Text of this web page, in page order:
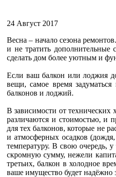
24 Август 2017
Весна – начало сезона
и не тратить дополнительные
сделать дом более уютным и
Если ваш балкон или лоджия
вещи, самое время
балконов и лоджий.
В зависимости от
различаются и стоимостью, и
для тех балконов, которые не
и атмосферных осадков
температуру. В свою очередь,
скромную сумму, нежели
третьих, балкон в холодное
ваше имущество будет надёжно